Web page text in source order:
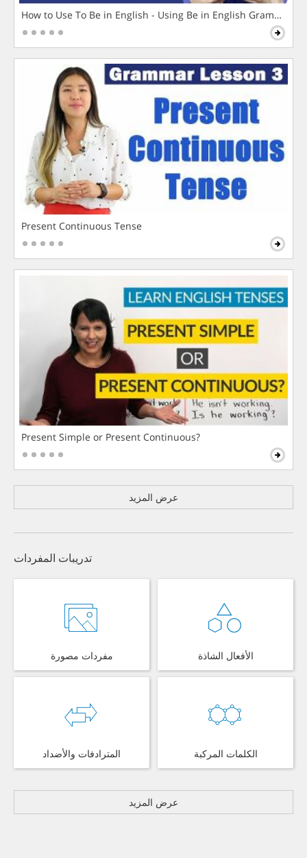
How to Use To Be in English - Using Be in English Grammar
Present Continuous Tense
Present Simple or Present Continuous?
عرض المزيد
تدريبات المفردات
مفردات مصورة الأفعال الشاذة
المترادفات والأضداد الكلمات المركبة
عرض المزيد